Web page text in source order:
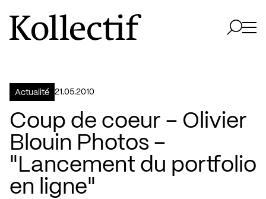
Aller à la page d'accueil
Logo Kollectif
Actualité 21.05.2010
Coup de coeur – Olivier
Blouin Photos –
"Lancement du portfolio
en ligne"